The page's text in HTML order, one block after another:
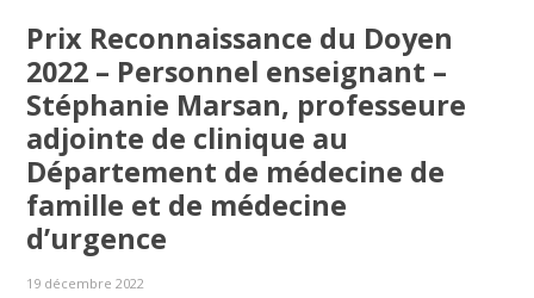
Prix Reconnaissance du Doyen
2022 – Personnel enseignant –
Stéphanie Marsan, professeure
adjointe de clinique au
Département de médecine de
famille et de médecine
d’urgence
19 décembre 2022